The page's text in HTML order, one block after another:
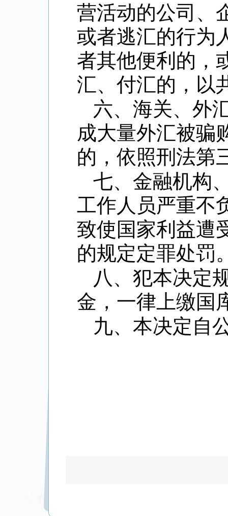
营活动的公司、
或者逃汇的行为
者其他便利的，
汇、付汇的，以
六、海关、外
成大量外汇被骗
的，依照刑法第
七、金融机构
工作人员严重不
致使国家利益遭
的规定定罪处罚
八、犯本决定
金，一律上缴国
九、本决定自